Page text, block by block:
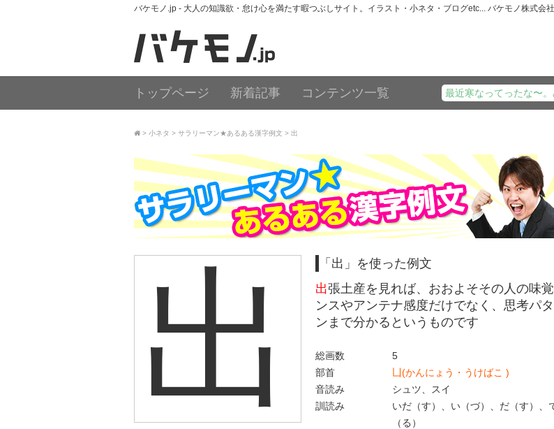
バケモノ.jp - 大人の知識欲・怠け心を満たす暇つぶしサイト。イラスト・小ネタ・ブログetc... バケモノ株式会
トップページ 新着記事 コンテンツ一覧 最近寒なってったな〜
小ネタ サラリーマン★あるある漢字例文 出
出
「出」を使った例文
出張土産を見れば、おおよそその人の味
ンスやアンテナ感度だけでなく、思考パ
ンまで分かるというものです
総画数
5
部首
凵(かんにょう・うけばこ )
音読み
シュツ、スイ
訓読み
いだ（す）、い（づ）、だ（す）、
（る）